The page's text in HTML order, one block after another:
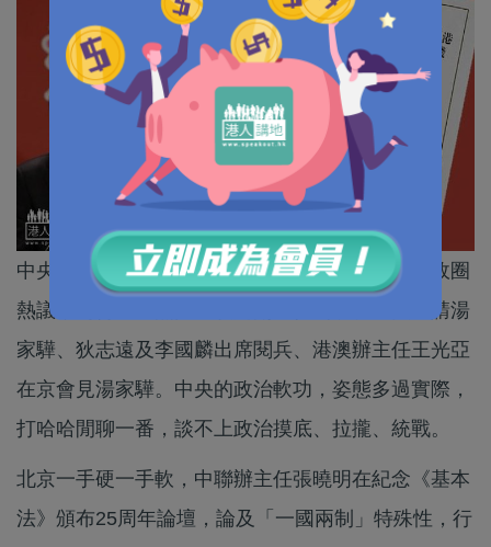
中央向泛民伸出橄欖枝，經過幾星期發酵，仍在政圈
熱議，為何民主黨見港澳辦副主任馮巍、中央邀請湯
家驊、狄志遠及李國麟出席閱兵、港澳辦主任王光亞
在京會見湯家驊。中央的政治軟功，姿態多過實際，
打哈哈閒聊一番，談不上政治摸底、拉攏、統戰。
北京一手硬一手軟，中聯辦主任張曉明在紀念《基本
法》頒布25周年論壇，論及「一國兩制」特殊性，行